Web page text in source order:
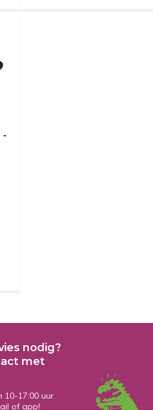
-
nodig?
met
10-17:00 uur.
of app!